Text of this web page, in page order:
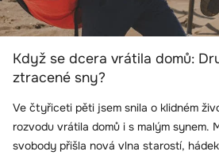
Když se dcera vrátila domů:
ztracené sny?
Ve čtyřiceti pěti jsem snila o klidném
rozvodu vrátila domů i s malým synem.
svobody přišla nová vlna starostí,